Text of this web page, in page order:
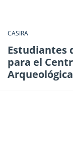
CASIRA
Estudiantes
para el
Arqueológica